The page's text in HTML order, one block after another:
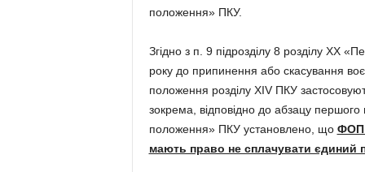
положення» ПКУ.
Згідно з п. 9 підрозділу 8 розділу ХХ
року до припинення або скасування
положення розділу XIV ПКУ
зокрема, відповідно до абзацу першого
положення» ПКУ установлено, що ФОП
мають право не сплачувати єдиний